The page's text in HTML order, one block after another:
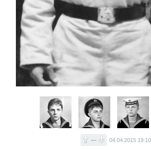
— 04.04.2015 19:10